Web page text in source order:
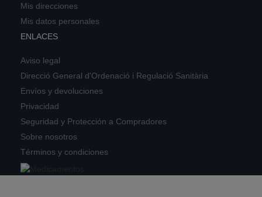
Mis direcciones
Mis datos personales
ENLACES
Aviso legal
Direcció General d'Ordenació i Regulació Sanitària
Envíos y devoluciones
Privacidad
Seguridad y Protección a Compradores
Sobre nosotros
Términos y condiciones